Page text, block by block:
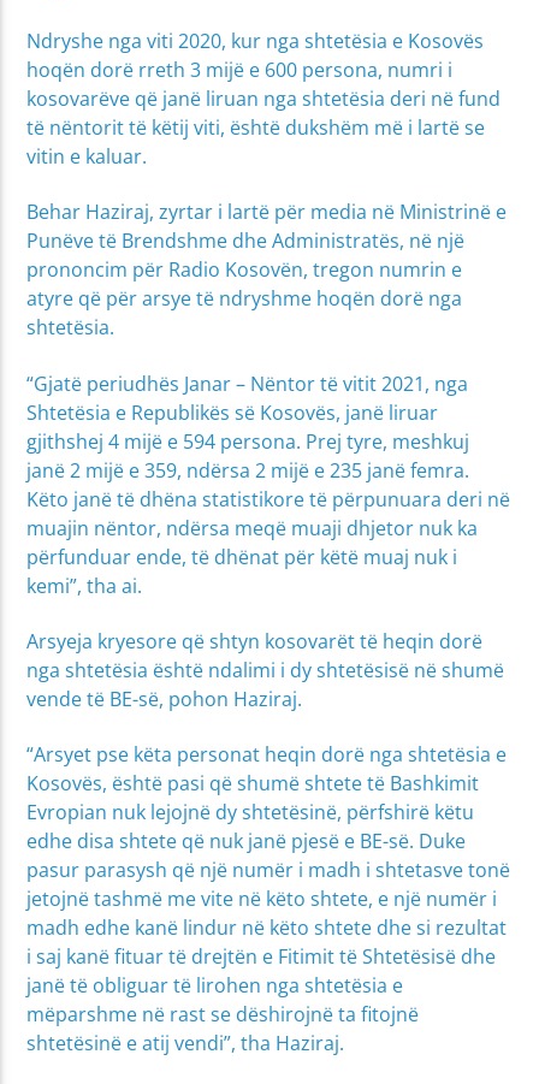
Ndryshe nga viti 2020, kur nga shtetësia e Kosovës
hoqën dorë rreth 3 mijë e 600 persona, numri i
kosovarëve që janë liruan nga shtetësia deri në fund
të nëntorit të këtij viti, është dukshëm më i lartë se
vitin e kaluar.
Behar Haziraj, zyrtar i lartë për media në Ministrinë e
Punëve të Brendshme dhe Administratës, në një
prononcim për Radio Kosovën, tregon numrin e
atyre që për arsye të ndryshme hoqën dorë nga
shtetësia.
“Gjatë periudhës Janar – Nëntor të vitit 2021, nga
Shtetësia e Republikës së Kosovës, janë liruar
gjithshej 4 mijë e 594 persona. Prej tyre, meshkuj
janë 2 mijë e 359, ndërsa 2 mijë e 235 janë femra.
Këto janë të dhëna statistikore të përpunuara deri në
muajin nëntor, ndërsa meqë muaji dhjetor nuk ka
përfunduar ende, të dhënat për këtë muaj nuk i
kemi”, tha ai.
Arsyeja kryesore që shtyn kosovarët të heqin dorë
nga shtetësia është ndalimi i dy shtetësisë në shumë
vende të BE-së, pohon Haziraj.
“Arsyet pse këta personat heqin dorë nga shtetësia e
Kosovës, është pasi që shumë shtete të Bashkimit
Evropian nuk lejojnë dy shtetësinë, përfshirë këtu
edhe disa shtete që nuk janë pjesë e BE-së. Duke
pasur parasysh që një numër i madh i shtetasve tonë
jetojnë tashmë me vite në këto shtete, e një numër i
madh edhe kanë lindur në këto shtete dhe si rezultat
i saj kanë fituar të drejtën e Fitimit të Shtetësisë dhe
janë të obliguar të lirohen nga shtetësia e
mëparshme në rast se dëshirojnë ta fitojnë
shtetësinë e atij vendi”, tha Haziraj.